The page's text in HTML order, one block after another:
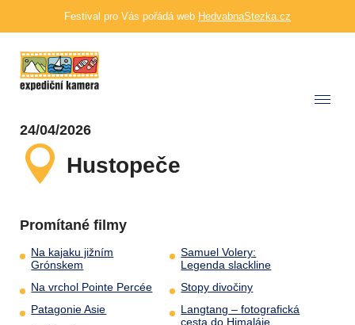
Festival pro Vás pořádá web HedvabnaStezka.cz
24/04/2026
Hustopeče
Promítané filmy
Na kajaku jižním
Grónskem
Na vrchol Pointe Percée
Patagonie Asie
Samuel Volery:
Legenda slackline
Stopy divočiny
Langtang – fotografická
cesta do Himaláje